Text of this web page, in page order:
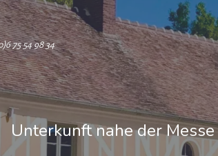
75 54 98 34
Unterkunft nahe der